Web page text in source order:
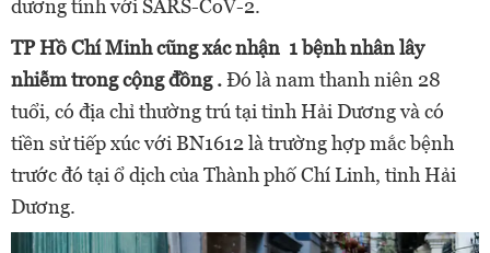
dương tính với SARS-CoV-2.
TP Hồ Chí Minh cũng xác nhận 1 bệnh nhân lây
nhiễm trong cộng đồng . Đó là nam thanh niên 28
tuổi, có địa chỉ thường trú tại tỉnh Hải Dương và có
tiền sử tiếp xúc với BN1612 là trường hợp mắc bệnh
trước đó tại ổ dịch của Thành phố Chí Linh, tỉnh Hải
Dương.